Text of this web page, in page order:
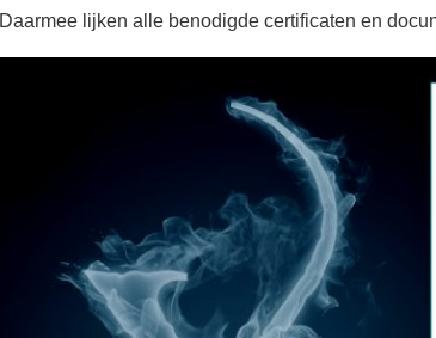
Daarmee lijken alle benodigde certificaten en